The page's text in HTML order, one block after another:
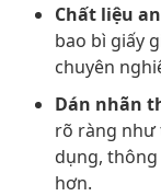
Chất liệu
bao bì giấy
chuyên
Dán nhãn
rõ ràng như
dụng,
hơn.